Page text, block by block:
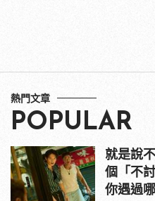
熱門文章
POPULAR
就是說
個「不
你遇過